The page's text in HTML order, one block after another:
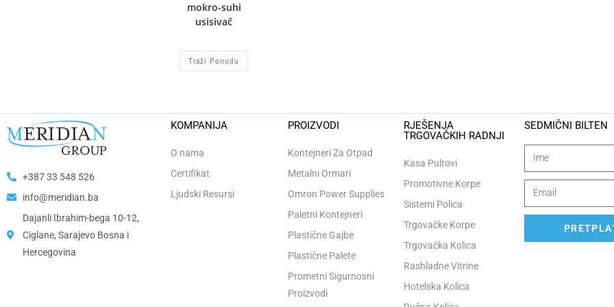
mokro-suhi
usisivač
Traži Ponudu
+387 33 548 526
info@meridian.ba
Dajanli Ibrahim-bega 10-12,
Ciglane, Sarajevo Bosna i
Hercegovina​
KOMPANIJA
O nama
Certifikat
Ljudski Resursi
PROIZVODI
Kontejneri Za Otpad
Metalni Ormari
Omron Power Supplies
Paletni Kontejneri
Plastične Gajbe
Plastične Palete
Prometni Sigurnosni
Proizvodi
RJEŠENJA
TRGOVAČKIH RADNJI
Kasa Pultovi
Promotivne Korpe
Sistemi Polica
Trgovačke Korpe
Trgovačka Kolica
Rashladne Vitrine
Hotelska Kolica
SEDMIČNI BILTEN